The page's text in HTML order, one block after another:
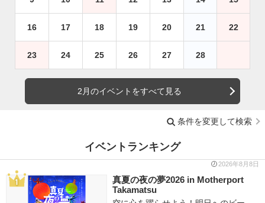
16 17 18 19 20 21 22
23 24 25 26 27 28
2月のイベントをすべて見る
条件を変更して検索
イベントランキング
2026年8月8日
真夏の夜の夢2026 in Motherport
Takamatsu